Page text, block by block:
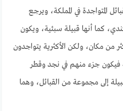
المتواجدة في المملكة، ويرجع
كما أنها قبيلة سبئية، ويكون
من مكان، ولكن الأكثرية يتواجدون
فيكون جزء منهم في نجد وقطر
إلى مجموعة من القبائل، وهما